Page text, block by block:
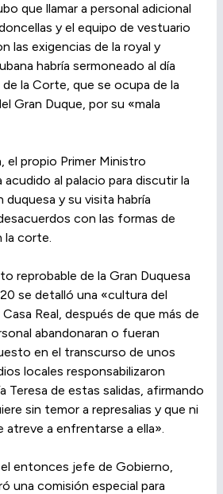
que llamar a personal adicional
y el equipo de vestuario
las exigencias de la royal y
habría sermoneado al día
la Corte, que se ocupa de la
Gran Duque, por su «mala
el propio Primer Ministro
acudido al palacio para discutir la
y su visita habría
con las formas de
la corte.
reprobable de la Gran Duquesa
se detalló una «cultura del
Real, después de que más de
abandonaran o fueran
en el transcurso de unos
locales responsabilizaron
Teresa de estas salidas, afirmando
sin temor a represalias y que ni
atreve a enfrentarse a ella».
entonces jefe de Gobierno,
una comisión especial para